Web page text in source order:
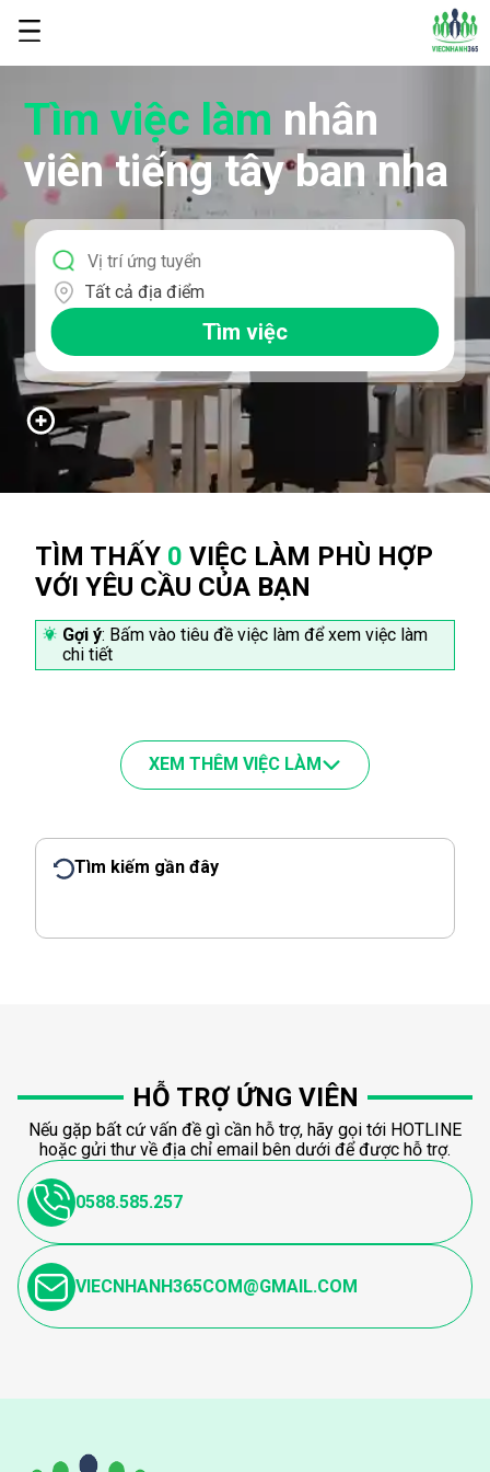
Tìm việc làm nhân
viên tiếng tây ban nha
Tất cả địa điểm
Tìm việc
TÌM THẤY 0 VIỆC LÀM PHÙ HỢP
VỚI YÊU CẦU CỦA BẠN
Gợi ý: Bấm vào tiêu đề việc làm để xem việc làm
chi tiết
XEM THÊM VIỆC LÀM
Tìm kiếm gần đây
HỖ TRỢ ỨNG VIÊN
Nếu gặp bất cứ vấn đề gì cần hỗ trợ, hãy gọi tới HOTLINE
hoặc gửi thư về địa chỉ email bên dưới để được hỗ trợ.
0588.585.257
VIECNHANH365COM@GMAIL.COM